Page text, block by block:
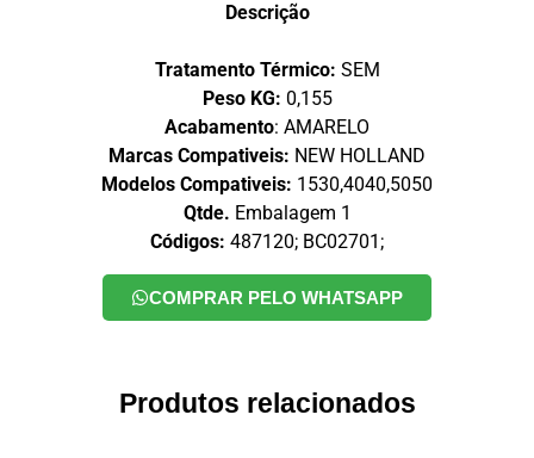
Descrição
Tratamento Térmico: SEM
Peso KG: 0,155
Acabamento: AMARELO
Marcas Compativeis: NEW HOLLAND
Modelos Compativeis: 1530,4040,5050
Qtde. Embalagem 1
Códigos: 487120; BC02701;
COMPRAR PELO WHATSAPP
Produtos relacionados